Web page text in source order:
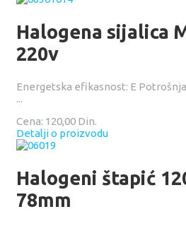
Halogena sijalica
220v
Energetska efikasnost: E
...
Cena: 120,00 Din.
Detalji o proizvodu
Halogeni štapić
78mm